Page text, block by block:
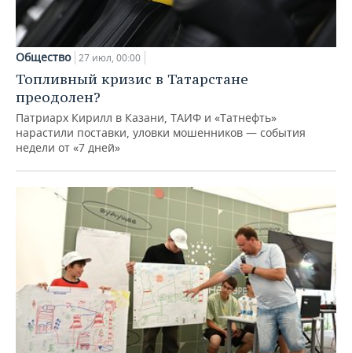
Общество 27 июл, 00:00
Топливный кризис в Татарстане
преодолен?
Патриарх Кирилл в Казани, ТАИФ и «Татнефть»
нарастили поставки, уловки мошенников — события
недели от «7 дней»